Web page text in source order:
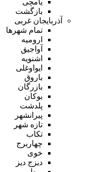
بازگشت
آذربایجان غربی
تمام شهر‌ها
ارومیه
آواجیق
اشنویه
ایواوغلی
باروق
بازرگان
بوکان
پلدشت
پیرانشهر
تازه شهر
تکاب
چهاربرج
خوی
دیزج دیز